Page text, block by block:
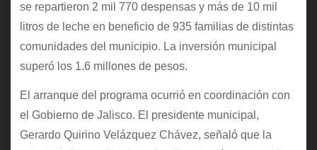
se repartieron 2 mil 770 despensas y más de 10 mil
litros de leche en beneficio de 935 familias de distintas
comunidades del municipio. La inversión municipal
superó los 1.6 millones de pesos.
El arranque del programa ocurrió en coordinación con
el Gobierno de Jalisco. El presidente municipal,
Gerardo Quirino Velázquez Chávez, señaló que la